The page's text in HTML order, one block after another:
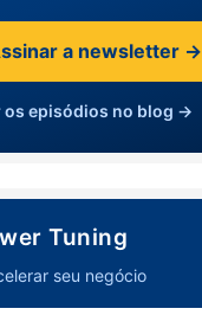
a newsletter →
os episódios no blog →
Tuning
seu negócio